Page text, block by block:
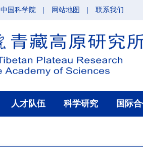
中国科学院 网站地图 联系我们
人才队伍 科学研究 国际